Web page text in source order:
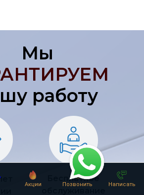
Акции Позвонить Написать
Мы
работу
Бесплатное